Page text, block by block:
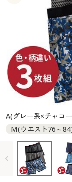
カーテン・ラグ
制服・学生服
ジュニア・ティ
大きいサイズ通
大きいサイズ レ
大きいサイズ レ
大きいサイズ メ
大きいサイズ 事
バーゲンセール
シークレットセー
商品カテゴリ一
カタログ
カタログ・チラ
デジタルカタロ
カタログ無料
ジュニア・ティ
大きいサイズ レ
大きいサイズ レ
大きいサイズ メ
大きいサイズ 事
バーゲンセール
シークレットセー
商品カテゴリ一
カタログ
カタログ・チラ
カタログ無料プ
会員メニュー
A(グレー系×チャコ
M(ウエスト76～
L(ウエスト84～
LL(ウエスト94～
3L(ウエスト98～